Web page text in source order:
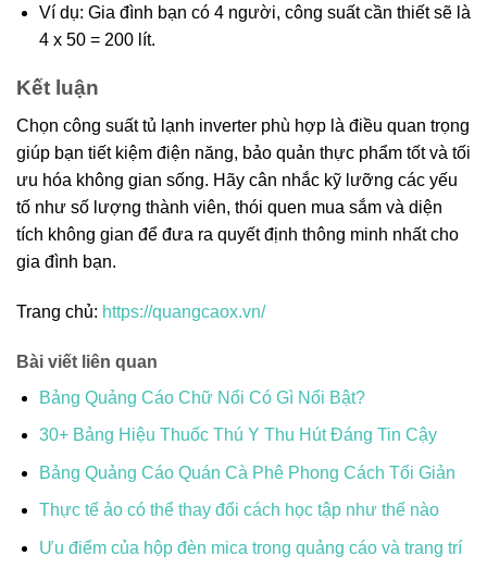
Ví dụ: Gia đình bạn có 4 người, công suất cần thiết sẽ là
4 x 50 = 200 lít.
Kết luận
Chọn công suất tủ lạnh inverter phù hợp là điều quan trọng
giúp bạn tiết kiệm điện năng, bảo quản thực phẩm tốt và tối
ưu hóa không gian sống. Hãy cân nhắc kỹ lưỡng các yếu
tố như số lượng thành viên, thói quen mua sắm và diện
tích không gian để đưa ra quyết định thông minh nhất cho
gia đình bạn.
Trang chủ: https://quangcaox.vn/
Bài viết liên quan
Bảng Quảng Cáo Chữ Nổi Có Gì Nổi Bật?
30+ Bảng Hiệu Thuốc Thú Y Thu Hút Đáng Tin Cậy
Bảng Quảng Cáo Quán Cà Phê Phong Cách Tối Giản
Thực tế ảo có thể thay đổi cách học tập như thế nào
Ưu điểm của hộp đèn mica trong quảng cáo và trang trí